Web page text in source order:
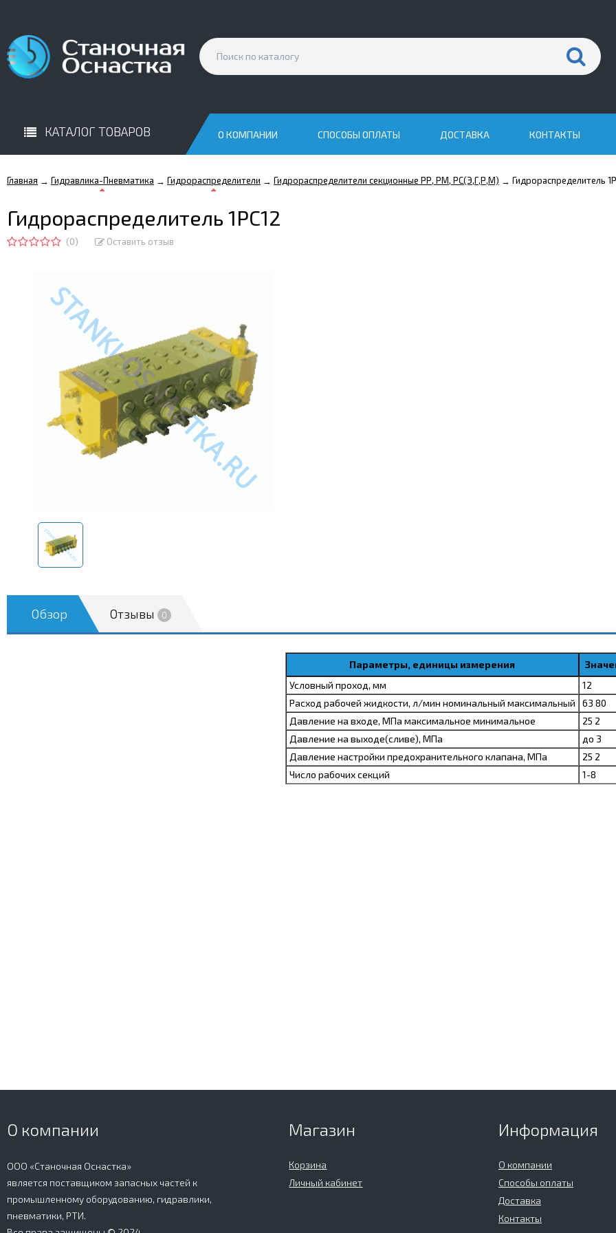
КАТАЛОГ ТОВАРОВ О КОМПАНИИ СПОСОБЫ ОПЛАТЫ ДОСТАВКА КОНТАКТЫ
Главная → Гидравлика-Пневматика → Гидрораспределители → Гидрораспределители секционные РР, РМ, РС(Э,Г,Р,М) → Гидрораспределитель
Гидрораспределитель 1РС12
(0) Оставить отзыв
Обзор Отзывы 0
Параметры, единицы измерения
Условный проход, мм
12
Расход рабочей жидкости, л/мин номинальный максимальный
63 80
Давление на входе, МПа максимальное минимальное
25 2
Давление на выходе(сливе), МПа
до 3
Давление настройки предохранительного клапана, МПа
25 2
Число рабочих секций
1-8
О компании
ООО «Станочная Оснастка»
является поставщиком запасных частей к
промышленному оборудованию, гидравлики,
пневматики, РТИ.
Магазин
Корзина
Личный кабинет
Информация
О компании
Способы оплаты
Доставка
Контакты